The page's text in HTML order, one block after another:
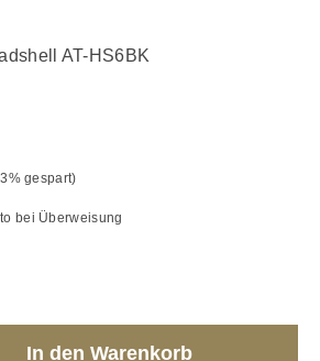
AT-HS6BK
gespart)
bei Überweisung
gewünschten Wert ein
In den Warenkorb